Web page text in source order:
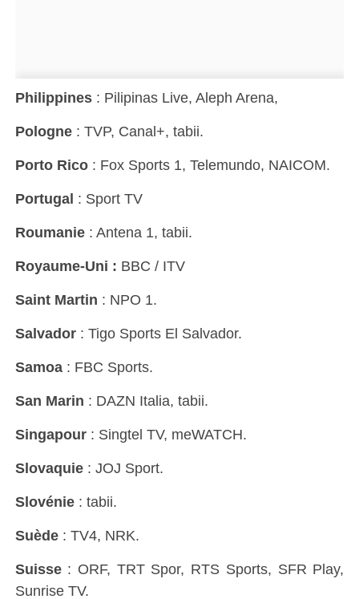
Philippines : Pilipinas Live, Aleph Arena,
Pologne : TVP, Canal+, tabii.
Porto Rico : Fox Sports 1, Telemundo, NAICOM.
Portugal : Sport TV
Roumanie : Antena 1, tabii.
Royaume-Uni : BBC / ITV
Saint Martin : NPO 1.
Salvador : Tigo Sports El Salvador.
Samoa : FBC Sports.
San Marin : DAZN Italia, tabii.
Singapour : Singtel TV, meWATCH.
Slovaquie : JOJ Sport.
Slovénie : tabii.
Suède : TV4, NRK.
Suisse : ORF, TRT Spor, RTS Sports, SFR Play,
Sunrise TV.